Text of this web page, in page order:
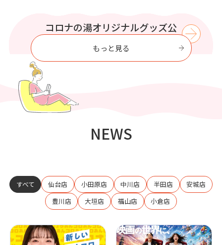
コロナの湯で
この夏はコロナの湯で涼もう【8
プリティシリーズ コラボイベン
WIND BREAKER コラボイベント
コロナの湯オリジナルグッズ公
もっと見る
NEWS
すべて 仙台店 小田原店 中川店 半田店
安城店
豊川店
大垣店 福山店 小倉店